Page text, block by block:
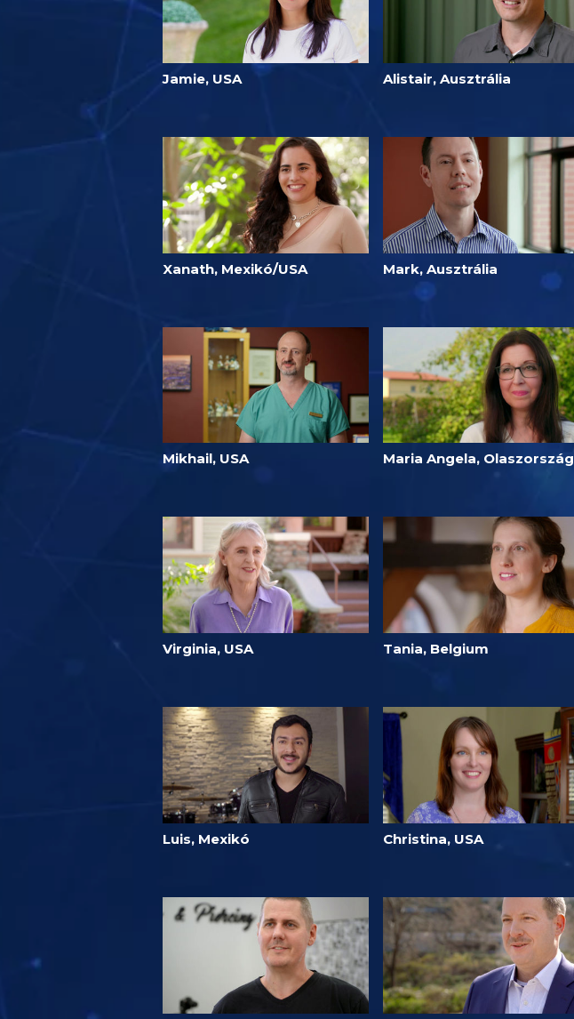
Jamie, USA Alistair, Ausztrália
Xanath, Mexikó/USA Mark, Ausztrália
Mikhail, USA Maria Angela, Olaszország
Virginia, USA Tania, Belgium
Luis, Mexikó Christina, USA